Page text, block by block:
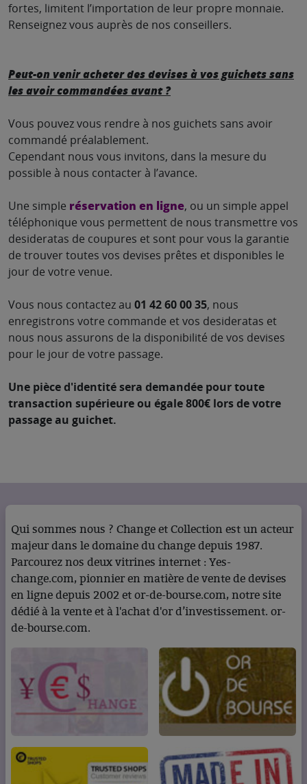
fortes, limitent l’importation de leur propre monnaie.
Renseignez vous auprès de nos conseillers.
Peut-on venir acheter des devises à vos guichets sans
les avoir commandées avant ?
Vous pouvez vous rendre à nos guichets sans avoir
commandé préalablement.
Cependant nous vous invitons, dans la mesure du
possible à nous contacter à l’avance.
Une simple réservation en ligne, ou un simple appel
téléphonique vous permettent de nous transmettre vos
desideratas de coupures et sont pour vous la garantie
de trouver toutes vos devises prêtes et disponibles le
jour de votre venue.
Vous nous contactez au 01 42 60 00 35, nous
enregistrons votre commande et vos desideratas et
nous nous assurons de la disponibilité de vos devises
pour le jour de votre passage.
Une pièce d'identité sera demandée pour toute
transaction supérieure ou égale 800€ lors de votre
passage au guichet.
Qui sommes nous ? Change et Collection est un acteur
majeur dans le domaine du change depuis 1987.
Parcourez nos deux vitrines internet : Yes-
change.com, pionnier en matière de vente de devises
en ligne depuis 2002 et or-de-bourse.com, notre site
dédié à la vente et à l'achat d'or d’investissement. or-
de-bourse.com.